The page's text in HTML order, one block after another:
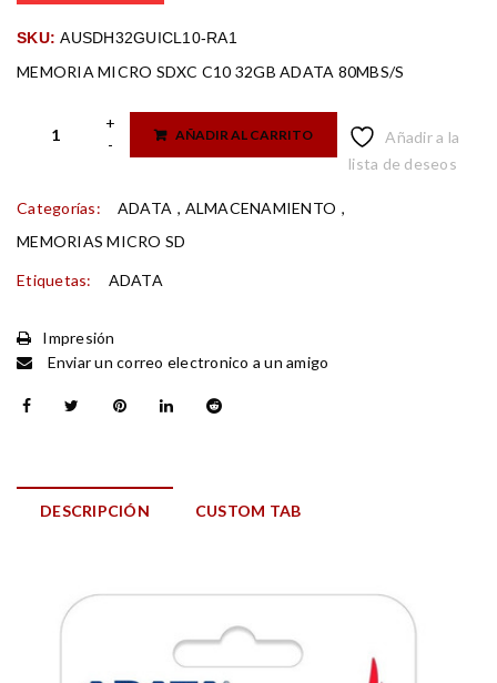
SKU:AUSDH32GUICL10-RA1
MEMORIA MICRO SDXC C10 32GB ADATA 80MBS/S
AÑADIR AL CARRITO
Añadir a la
lista de deseos
Categorías: ADATA , ALMACENAMIENTO ,
MEMORIAS MICRO SD
Etiquetas: ADATA
Impresión
Enviar un correo electronico a un amigo
DESCRIPCIÓN CUSTOM TAB